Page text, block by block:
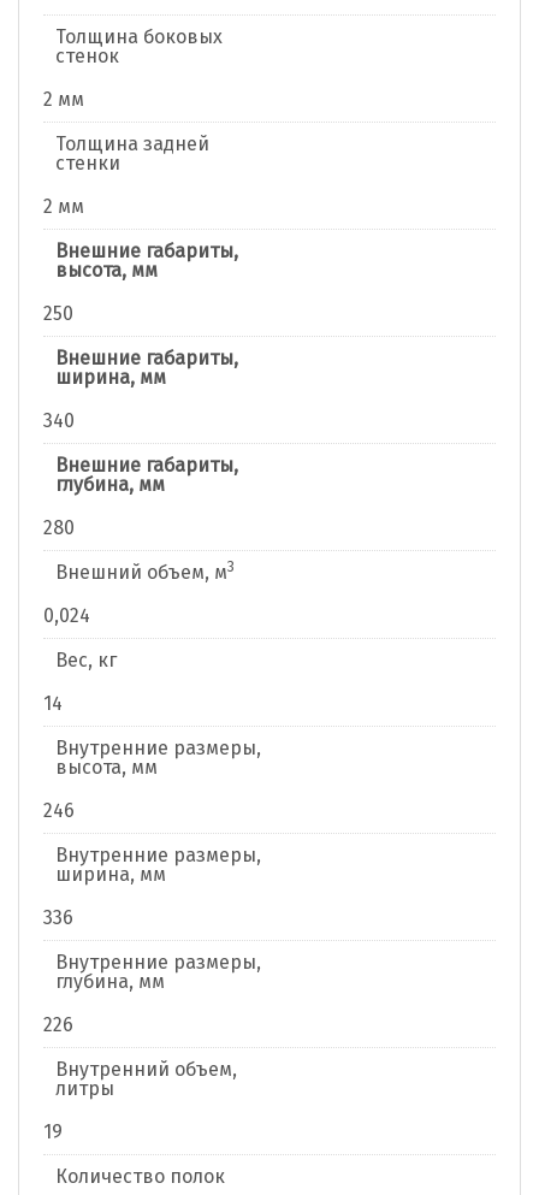
Толщина боковых
стенок
2 мм
Толщина задней
стенки
2 мм
Внешние габариты,
высота, мм
250
Внешние габариты,
ширина, мм
340
Внешние габариты,
глубина, мм
280
Внешний объем, м3
0,024
Вес, кг
14
Внутренние размеры,
высота, мм
246
Внутренние размеры,
ширина, мм
336
Внутренние размеры,
глубина, мм
226
Внутренний объем,
литры
19
Количество полок